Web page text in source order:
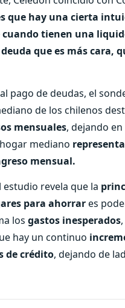
que hay una cierta
tienen una
que es más cara,
pago de deudas, el
de los chilenos
mensuales, dejando
mediano
mensual.
estudio revela que la
para ahorrares
los gastos inesperados
hay un continuo
de crédito, dejando de